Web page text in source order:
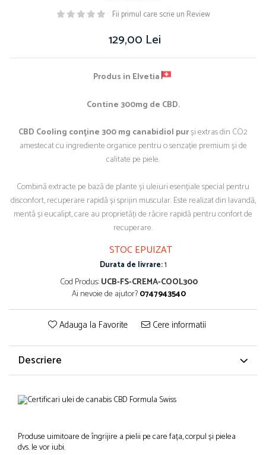
Fii primul care scrie un Review
129,00 Lei
Produs in Elvetia
Contine 300mg de CBD.
CBD Cooling conține 300 mg canabidiol purși extras din CO2
amestecat cu ingrediente organice pentru o senzație premium și de
calitate pe piele.
Combină extracte pe bază de plante și uleiuri esențiale special pentru
disconfort, recuperare rapidă și sprijin muscular. Este realizat din lavandă,
mentă și eucalipt, care au proprietăți de răcire rapidă pentru confort de
recuperare.
STOC EPUIZAT
Durata de livrare:1
Cod Produs:UCB-FS-CREMA-COOL300
Ai nevoie de ajutor?0747943540
Adauga la Favorite Cere informatii
Descriere
Produse uimitoare de îngrijire a pielii pe care fața, corpul și pielea
dvs. le vor iubi.